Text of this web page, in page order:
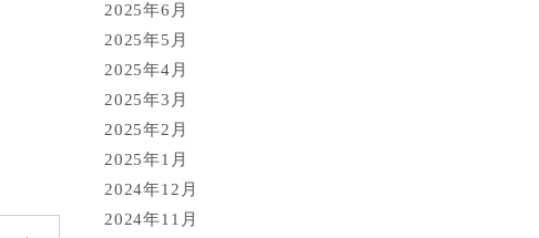
2025年6月
2025年5月
2025年4月
2025年3月
2025年2月
2025年1月
2024年12月
2024年11月